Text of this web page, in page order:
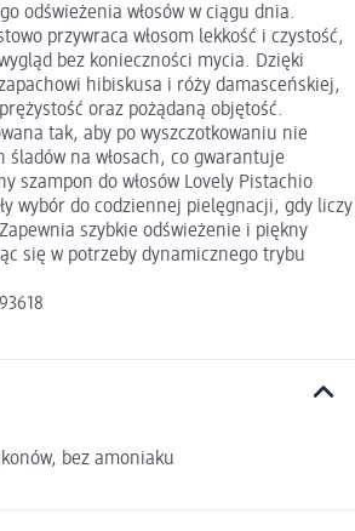
odświeżenia włosów w ciągu dnia.
przywraca włosom lekkość i czystość,
bez konieczności mycia. Dzięki
hibiskusa i róży damasceńskiej,
oraz pożądaną objętość.
tak, aby po wyszczotkowaniu nie
śladów na włosach, co gwarantuje
szampon do włosów Lovely Pistachio
wybór do codziennej pielęgnacji, gdy liczy
szybkie odświeżenie i piękny
się w potrzeby dynamicznego trybu
bez amoniaku